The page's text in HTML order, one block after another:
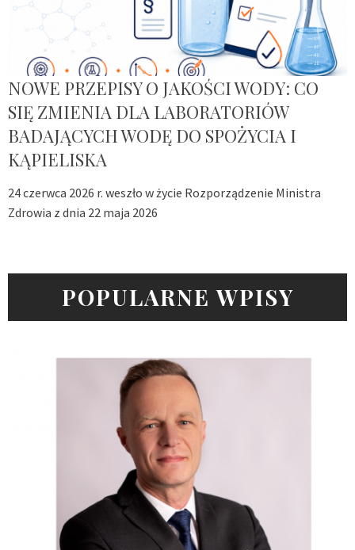
NOWE PRZEPISY O JAKOŚCI WODY: CO
SIĘ ZMIENIA DLA LABORATORIÓW
BADAJĄCYCH WODĘ DO SPOŻYCIA I
KĄPIELISKA
24 czerwca 2026 r. weszło w życie Rozporządzenie Ministra
Zdrowia z dnia 22 maja 2026
POPULARNE WPISY